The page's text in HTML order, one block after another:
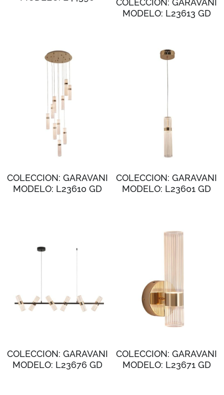
COLECCION: GARAVANI
MODELO: L23613 GD
COLECCION: GARAVANI
MODELO: L23610 GD
COLECCION: GARAVANI
MODELO: L23601 GD
COLECCION: GARAVANI
MODELO: L23676 GD
COLECCION: GARAVANI
MODELO: L23671 GD